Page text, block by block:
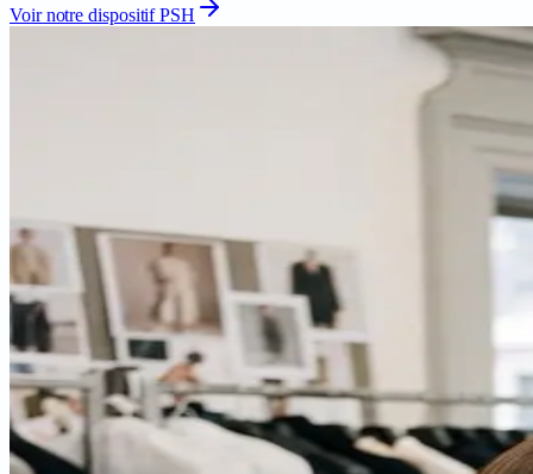
Voir notre dispositif PSH